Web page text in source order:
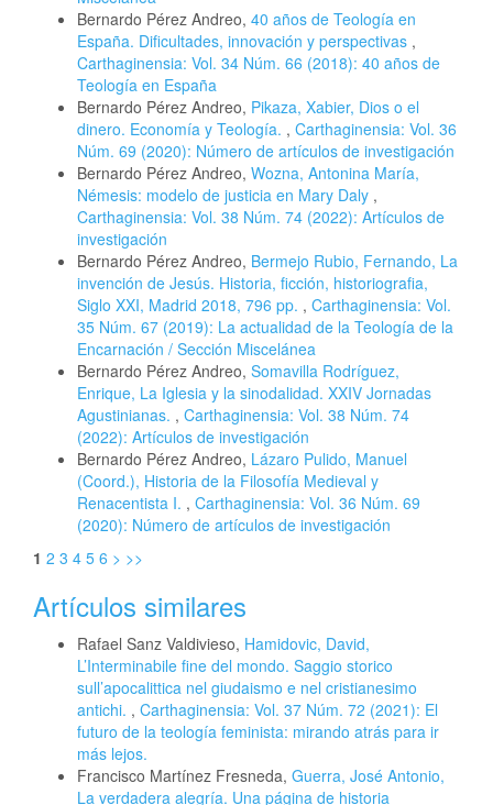
Bernardo Pérez Andreo, 40 años de Teología en
España. Dificultades, innovación y perspectivas ,
Carthaginensia: Vol. 34 Núm. 66 (2018): 40 años de
Teología en España
Bernardo Pérez Andreo, Pikaza, Xabier, Dios o el
dinero. Economía y Teología. , Carthaginensia: Vol. 36
Núm. 69 (2020): Número de artículos de investigación
Bernardo Pérez Andreo, Wozna, Antonina María,
Némesis: modelo de justicia en Mary Daly ,
Carthaginensia: Vol. 38 Núm. 74 (2022): Artículos de
investigación
Bernardo Pérez Andreo, Bermejo Rubio, Fernando, La
invención de Jesús. Historia, ficción, historiografia,
Siglo XXI, Madrid 2018, 796 pp. , Carthaginensia: Vol.
35 Núm. 67 (2019): La actualidad de la Teología de la
Encarnación / Sección Miscelánea
Bernardo Pérez Andreo, Somavilla Rodríguez,
Enrique, La Iglesia y la sinodalidad. XXIV Jornadas
Agustinianas. , Carthaginensia: Vol. 38 Núm. 74
(2022): Artículos de investigación
Bernardo Pérez Andreo, Lázaro Pulido, Manuel
(Coord.), Historia de la Filosofía Medieval y
Renacentista I. , Carthaginensia: Vol. 36 Núm. 69
(2020): Número de artículos de investigación
1 2 3 4 5 6 > >>
Artículos similares
Rafael Sanz Valdivieso, Hamidovic, David,
L’Interminabile fine del mondo. Saggio storico
sull’apocalittica nel giudaismo e nel cristianesimo
antichi. , Carthaginensia: Vol. 37 Núm. 72 (2021): El
futuro de la teología feminista: mirando atrás para ir
más lejos.
Francisco Martínez Fresneda, Guerra, José Antonio,
La verdadera alegría. Una página de historia